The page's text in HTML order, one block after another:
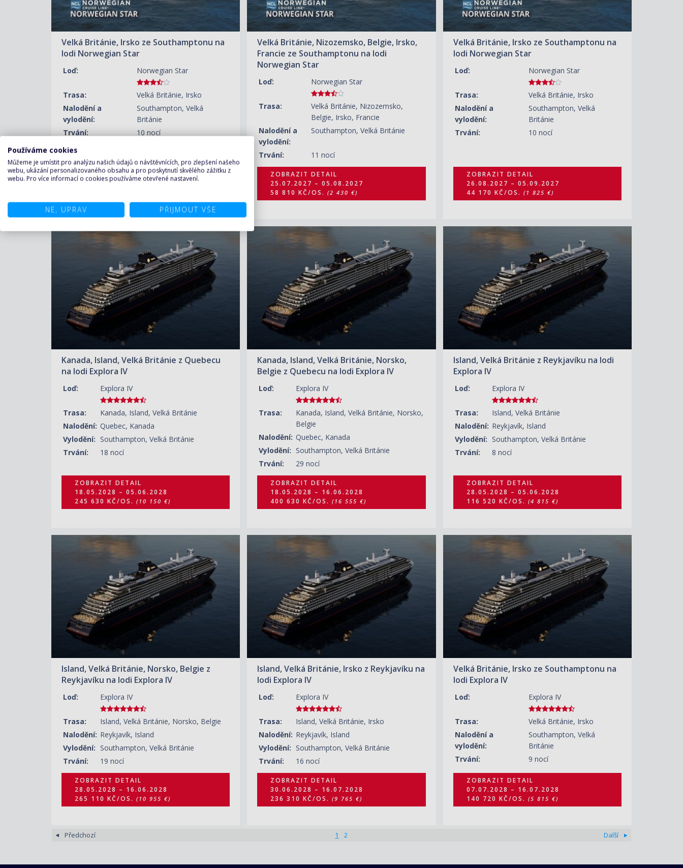
Velká Británie, Irsko ze Southamptonu na
lodi Norwegian Star
Loď: Norwegian Star
Trasa:
Velká Británie, Irsko
Nalodění a
vylodění:
Southampton, Velká
Británie
Trvání:
10 nocí
ZOBRAZIT DETAIL
15.07.2027 – 25.07.2027
Velká Británie, Nizozemsko, Belgie, Irsko,
Francie ze Southamptonu na lodi
Norwegian Star
Loď: Norwegian Star
Trasa:
Velká Británie, Nizozemsko,
Belgie, Irsko, Francie
Nalodění a
vylodění:
Southampton, Velká Británie
Trvání: 11 nocí
ZOBRAZIT DETAIL
25.07.2027 – 05.08.2027
58 810 KČ/OS.(2 430 €)
Velká Británie, Irsko ze Southamptonu na
lodi Norwegian Star
Loď: Norwegian Star
Trasa:
Velká Británie, Irsko
Nalodění a
vylodění:
Southampton, Velká
Británie
Trvání:
10 nocí
ZOBRAZIT DETAIL
26.08.2027 – 05.09.2027
44 170 KČ/OS. (1 825 €)
Kanada, Island, Velká Británie z Quebecu
na lodi Explora IV
Loď: Explora IV
Trasa:
Kanada, Island, Velká Británie
Nalodění: Quebec, Kanada
Vylodění: Southampton, Velká Británie
Trvání:
18 nocí
ZOBRAZIT DETAIL
18.05.2028 – 05.06.2028
245 630 KČ/OS.
(10 150 €)
ZOBRAZIT DETAIL
18.05.2028 – 05.06.2028
245 630 KČ/OS. (10 150 €)
Kanada, Island, Velká Británie, Norsko,
Belgie z Quebecu na lodi Explora IV
Loď: Explora IV
Trasa:
Kanada, Island, Velká Británie, Norsko,
Belgie
Nalodění: Quebec, Kanada
Vylodění: Southampton, Velká Británie
Trvání:
29 nocí
ZOBRAZIT DETAIL
18.05.2028 – 16.06.2028
400 630 KČ/OS.
(16 555 €)
ZOBRAZIT DETAIL
18.05.2028 – 16.06.2028
400 630 KČ/OS.(16 555 €)
Island, Velká Británie z Reykjavíku na lodi
Explora IV
Loď: Explora IV
Trasa:
Island, Velká Británie
Nalodění: Reykjavík, Island
Vylodění: Southampton, Velká Británie
Trvání:
8 nocí
ZOBRAZIT DETAIL
28.05.2028 – 05.06.2028
116 520 KČ/OS.
(4 815 €)
ZOBRAZIT DETAIL
28.05.2028 – 05.06.2028
116 520 KČ/OS. (4 815 €)
Island, Velká Británie, Norsko, Belgie z
Reykjavíku na lodi Explora IV
Loď: Explora IV
Trasa:
Island, Velká Británie, Norsko, Belgie
Nalodění: Reykjavík, Island
Vylodění: Southampton, Velká Británie
Trvání:
19 nocí
ZOBRAZIT DETAIL
28.05.2028 – 16.06.2028
265 110 KČ/OS.
(10 955 €)
ZOBRAZIT DETAIL
28.05.2028 – 16.06.2028
265 110 KČ/OS. (10 955 €)
Island, Velká Británie, Irsko z Reykjavíku na
lodi Explora IV
Loď: Explora IV
Trasa:
Island, Velká Británie, Irsko
Nalodění: Reykjavík, Island
Vylodění: Southampton, Velká Británie
Trvání:
16 nocí
ZOBRAZIT DETAIL
30.06.2028 – 16.07.2028
236 310 KČ/OS.
(9 765 €)
ZOBRAZIT DETAIL
30.06.2028 – 16.07.2028
236 310 KČ/OS.(9 765 €)
Velká Británie, Irsko ze Southamptonu na
lodi Explora IV
Loď: Explora IV
Trasa:
Velká Británie, Irsko
Nalodění a
vylodění:
Southampton, Velká
Británie
Trvání:
9 nocí
ZOBRAZIT DETAIL
07.07.2028 – 16.07.2028
140 720 KČ/OS.
(5 815 €)
ZOBRAZIT DETAIL
07.07.2028 – 16.07.2028
140 720 KČ/OS. (5 815 €)
Předchozí 1 2 Další
Používáme cookies
Můžeme je umístit pro analýzu našich údajů o návštěvnících, pro zlepšení našeho
webu, ukázání personalizovaného obsahu a pro poskytnutí skvělého zážitku z
webu. Pro více informací o cookies používáme otevřené nastavení.
NE, UPRAV PŘIJMOUT VŠE